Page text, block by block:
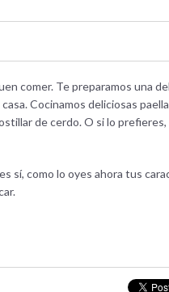
comer. Te preparamos una
Cocinamos deliciosas
de cerdo. O si lo
sí, como lo oyes ahora tus